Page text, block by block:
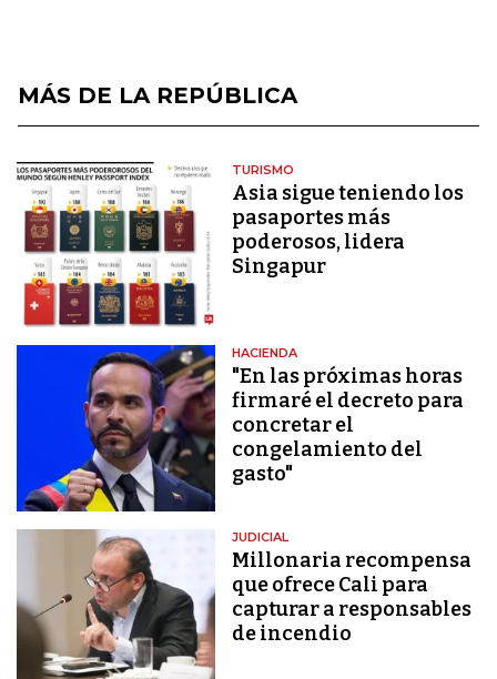
MÁS DE LA REPÚBLICA
TURISMO
Asia sigue teniendo los
pasaportes más
poderosos, lidera
Singapur
HACIENDA
"En las próximas horas
firmaré el decreto para
concretar el
congelamiento del
gasto"
JUDICIAL
Millonaria recompensa
que ofrece Cali para
capturar a responsables
de incendio